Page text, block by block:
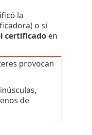
la
o si
certificadoen
provocan
de